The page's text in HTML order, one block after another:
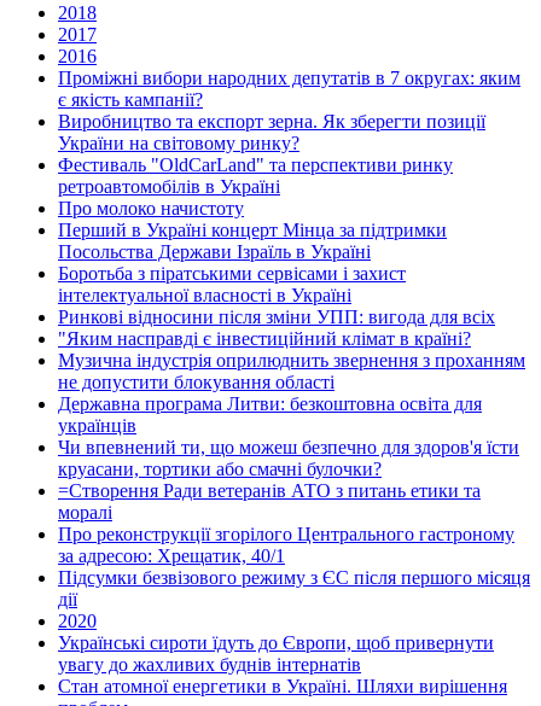
2018
2017
2016
Проміжні вибори народних депутатів в 7 округах: яким
є якість кампанії?
Виробництво та експорт зерна. Як зберегти позиції
України на світовому ринку?
Фестиваль "OldCarLand" та перспективи ринку
ретроавтомобілів в Україні
Про молоко начистоту
Перший в Україні концерт Мінца за підтримки
Посольства Держави Ізраїль в Україні
Боротьба з піратськими сервісами і захист
інтелектуальної власності в Україні
Ринкові відносини після зміни УПП: вигода для всіх
"Яким насправді є інвестиційний клімат в країні?
Музична індустрія оприлюднить звернення з проханням
не допустити блокування області
Державна програма Литви: безкоштовна освіта для
українців
Чи впевнений ти, що можеш безпечно для здоров'я їсти
круасани, тортики або смачні булочки?
=Створення Ради ветеранів АТО з питань етики та
моралі
Про реконструкції згорілого Центрального гастроному
за адресою: Хрещатик, 40/1
Підсумки безвізового режиму з ЄС після першого місяця
дії
2020
Українські сироти їдуть до Європи, щоб привернути
увагу до жахливих буднів інтернатів
Стан атомної енергетики в Україні. Шляхи вирішення